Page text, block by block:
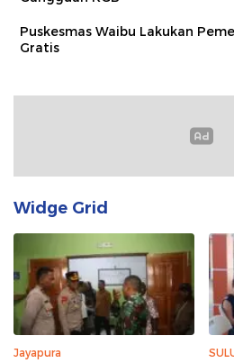
Puskesmas Waibu Lakukan
Gratis
Widge Grid
Jayapura